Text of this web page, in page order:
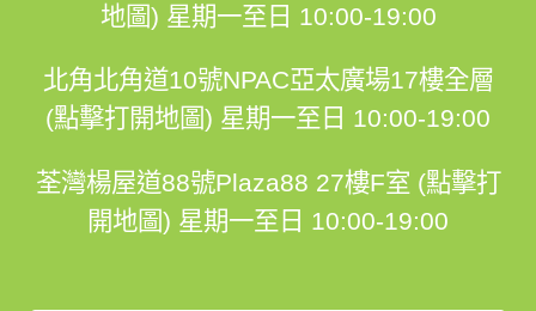
地圖) 星期一至日 10:00-19:00
北角北角道10號NPAC亞太廣場17樓全層
(點擊打開地圖) 星期一至日 10:00-19:00
荃灣楊屋道88號Plaza88 27樓F室 (點擊打
開地圖) 星期一至日 10:00-19:00